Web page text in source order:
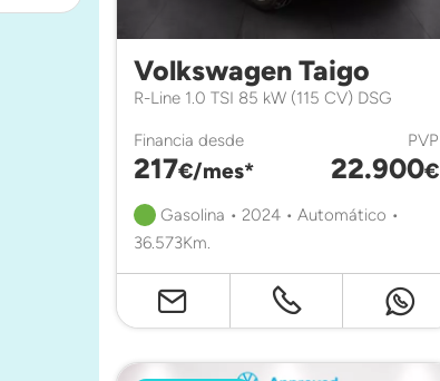
Volkswagen Taigo
R-Line 1.0 TSI 85 kW (115 CV) DSG
Financia desde
217€/mes*
PVP
22.900€
Gasolina • 2024 • Automático •
36.573Km.